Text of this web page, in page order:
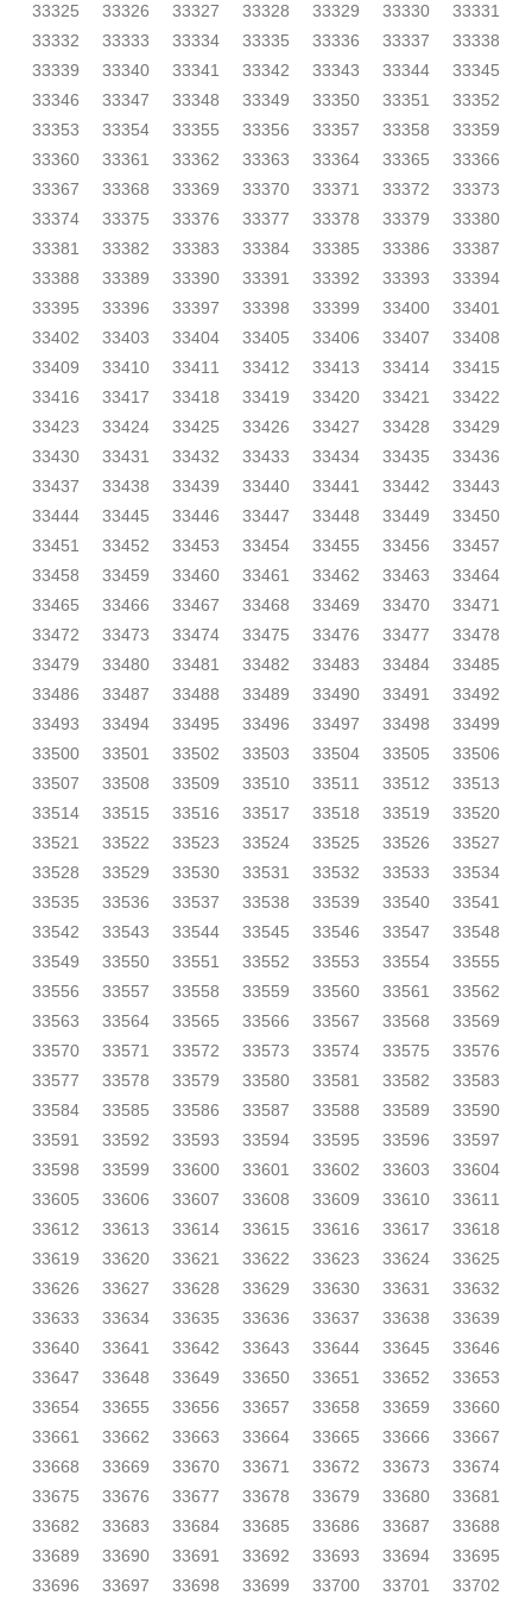
33325
33326 33327 33328 33329 33330
33331
33332
33333 33334 33335 33336 33337
33338
33339
33340 33341 33342 33343 33344
33345
33346
33347 33348 33349 33350 33351
33352
33353
33354 33355 33356 33357 33358
33359
33360
33361 33362 33363 33364 33365
33366
33367
33368 33369 33370 33371 33372
33373
33374
33375 33376 33377 33378 33379
33380
33381
33382 33383 33384 33385 33386
33387
33388
33389 33390 33391 33392 33393
33394
33395
33396 33397 33398 33399 33400
33401
33402
33403 33404 33405 33406 33407
33408
33409
33410 33411 33412 33413 33414
33415
33416
33417 33418 33419 33420 33421
33422
33423
33424 33425 33426 33427 33428
33429
33430
33431 33432 33433 33434 33435
33436
33437
33438 33439 33440 33441 33442
33443
33444
33445 33446 33447 33448 33449
33450
33451
33452 33453 33454 33455 33456
33457
33458
33459 33460 33461 33462 33463
33464
33465
33466 33467 33468 33469 33470
33471
33472
33473 33474 33475 33476 33477
33478
33479
33480 33481 33482 33483 33484
33485
33486
33487 33488 33489 33490 33491
33492
33493
33494 33495 33496 33497 33498
33499
33500
33501 33502 33503 33504 33505
33506
33507
33508 33509 33510 33511 33512
33513
33514
33515 33516 33517 33518 33519
33520
33521
33522 33523 33524 33525 33526
33527
33528
33529 33530 33531 33532 33533
33534
33535
33536 33537 33538 33539 33540
33541
33542
33543 33544 33545 33546 33547
33548
33549
33550 33551 33552 33553 33554
33555
33556
33557 33558 33559 33560 33561
33562
33563
33564 33565 33566 33567 33568
33569
33570
33571 33572 33573 33574 33575
33576
33577
33578 33579 33580 33581 33582
33583
33584
33585 33586 33587 33588 33589
33590
33591
33592 33593 33594 33595 33596
33597
33598
33599 33600 33601 33602 33603
33604
33605
33606 33607 33608 33609 33610
33611
33612
33613 33614 33615 33616 33617
33618
33619
33620 33621 33622 33623 33624
33625
33626
33627 33628 33629 33630 33631
33632
33633
33634 33635 33636 33637 33638
33639
33640
33641 33642 33643 33644 33645
33646
33647
33648 33649 33650 33651 33652
33653
33654
33655 33656 33657 33658 33659
33660
33661
33662 33663 33664 33665 33666
33667
33668
33669 33670 33671 33672 33673
33674
33675
33676 33677 33678 33679 33680
33681
33682
33683 33684 33685 33686 33687
33688
33689
33690 33691 33692 33693 33694
33695
33696
33697 33698 33699 33700 33701 33702